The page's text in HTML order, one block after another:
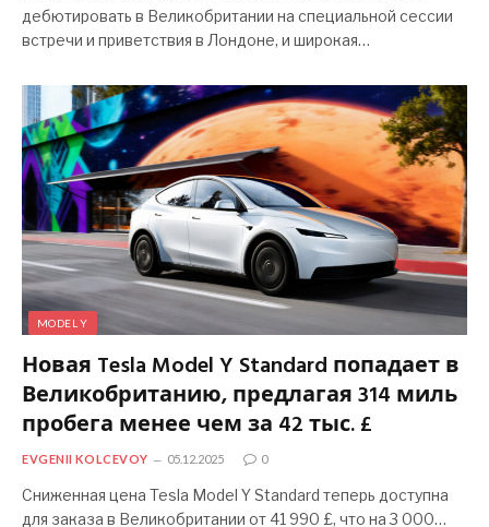
дебютировать в Великобритании на специальной сессии
встречи и приветствия в Лондоне, и широкая…
MODEL Y
Новая Tesla Model Y Standard попадает в
Великобританию, предлагая 314 миль
пробега менее чем за 42 тыс. £
EVGENII KOLCEVOY 05.12.2025 0
Сниженная цена Tesla Model Y Standard теперь доступна
для заказа в Великобритании от 41 990 £, что на 3 000…